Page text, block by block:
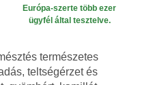
Európa-szerte több ezer
ügyfél által tesztelve.
természetes
teltségérzet és